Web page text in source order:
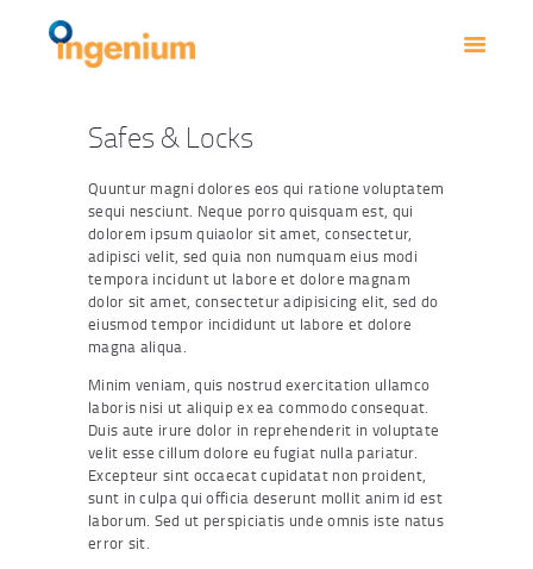
NOSOTROS
CONTACTO
Safes & Locks
Quuntur magni dolores eos qui ratione voluptatem
sequi nesciunt. Neque porro quisquam est, qui
dolorem ipsum quiaolor sit amet, consectetur,
adipisci velit, sed quia non numquam eius modi
tempora incidunt ut labore et dolore magnam
dolor sit amet, consectetur adipisicing elit, sed do
eiusmod tempor incididunt ut labore et dolore
magna aliqua.
Minim veniam, quis nostrud exercitation ullamco
laboris nisi ut aliquip ex ea commodo consequat.
Duis aute irure dolor in reprehenderit in voluptate
velit esse cillum dolore eu fugiat nulla pariatur.
Excepteur sint occaecat cupidatat non proident,
sunt in culpa qui officia deserunt mollit anim id est
laborum. Sed ut perspiciatis unde omnis iste natus
error sit.